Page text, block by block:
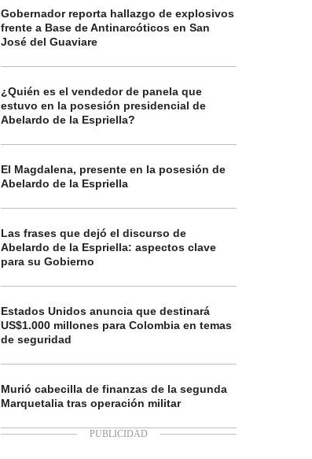
Gobernador reporta hallazgo de explosivos
frente a Base de Antinarcóticos en San
José del Guaviare
¿Quién es el vendedor de panela que
estuvo en la posesión presidencial de
Abelardo de la Espriella?
El Magdalena, presente en la posesión de
Abelardo de la Espriella
Las frases que dejó el discurso de
Abelardo de la Espriella: aspectos clave
para su Gobierno
Estados Unidos anuncia que destinará
US$1.000 millones para Colombia en temas
de seguridad
Murió cabecilla de finanzas de la segunda
Marquetalia tras operación militar